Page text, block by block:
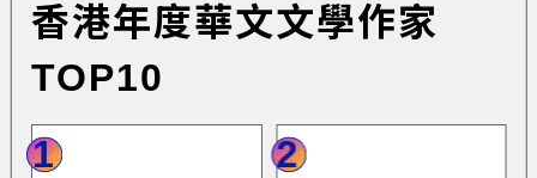
香港年度華文文學作家
TOP10
1
2